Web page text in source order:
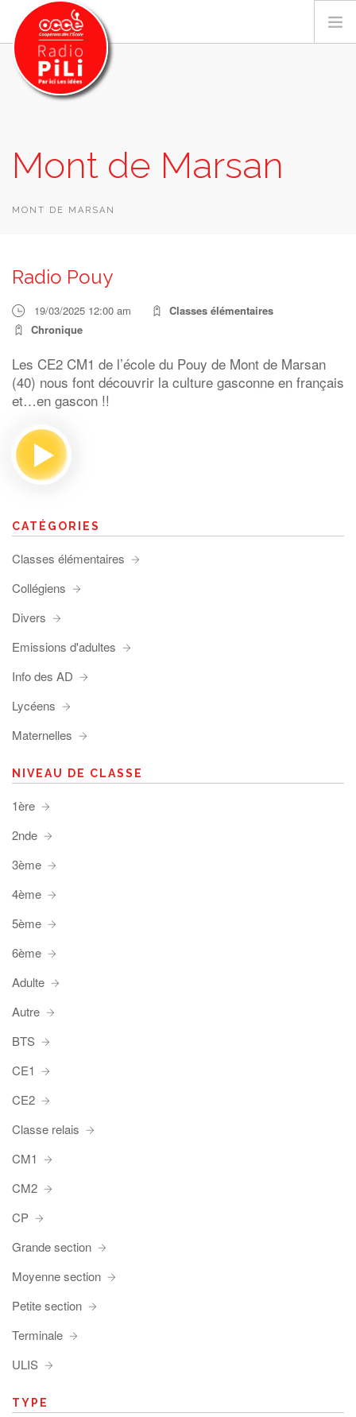
GRILLE DES PROGRAMMES
EMISSIONS / PODCASTS
RECHERCHER
Mont de Marsan
MONT DE MARSAN
Radio Pouy
19/03/2025 12:00 am
Classes élémentaires
Chronique
Les CE2 CM1 de l’école du Pouy de Mont de Marsan
(40) nous font découvrir la culture gasconne en français
et…en gascon !!
CATÉGORIES
Classes élémentaires
Collégiens
Divers
Emissions d'adultes
Info des AD
Lycéens
Maternelles
NIVEAU DE CLASSE
1ère
2nde
3ème
4ème
5ème
6ème
Adulte
Autre
BTS
CE1
CE2
Classe relais
CM1
CM2
CP
Grande section
Moyenne section
Petite section
Terminale
ULIS
TYPE